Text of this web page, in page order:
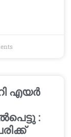
എയര്‍
: